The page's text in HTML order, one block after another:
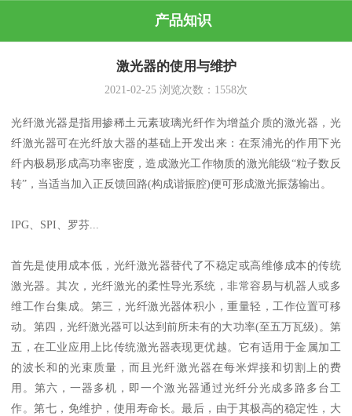
产品知识
激光器的使用与维护
2021-02-25 浏览次数： 1558次
光纤激光器是指用掺稀土元素玻璃光纤作为增益介质的激光器，光
纤激光器可在光纤放大器的基础上开发出来：在泵浦光的作用下光
纤内极易形成高功率密度，造成激光工作物质的激光能级“粒子数反
转”，当适当加入正反馈回路(构成谐振腔)便可形成激光振荡输出。
IPG、SPI、罗芬...
首先是使用成本低，光纤激光器替代了不稳定或高维修成本的传统
激光器。其次，光纤激光的柔性导光系统，非常容易与机器人或多
维工作台集成。第三，光纤激光器体积小，重量轻，工作位置可移
动。第四，光纤激光器可以达到前所未有的大功率(至五万瓦级)。第
五，在工业应用上比传统激光器表现更优越。它有适用于金属加工
的波长和的光束质量，而且光纤激光器在每米焊接和切割上的费
用。第六，一器多机，即一个激光器通过光纤分光成多路多台工
作。第七，免维护，使用寿命长。最后，由于其极高的稳定性，大